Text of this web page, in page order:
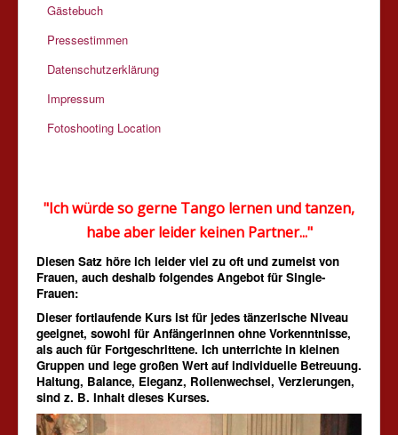
Gästebuch
Pressestimmen
Datenschutzerklärung
Impressum
Fotoshooting Location
"Ich würde so gerne Tango lernen und tanzen,
habe aber leider keinen Partner..."
Diesen Satz höre ich leider viel zu oft und zumeist von
Frauen, auch deshalb folgendes Angebot für Single-
Frauen:
Dieser fortlaufende Kurs ist für jedes tänzerische Niveau
geeignet, sowohl für Anfängerinnen ohne Vorkenntnisse,
als auch für Fortgeschrittene. Ich unterrichte in kleinen
Gruppen und lege großen Wert auf individuelle Betreuung.
Haltung, Balance, Eleganz, Rollenwechsel, Verzierungen,
sind z. B. Inhalt dieses Kurses.